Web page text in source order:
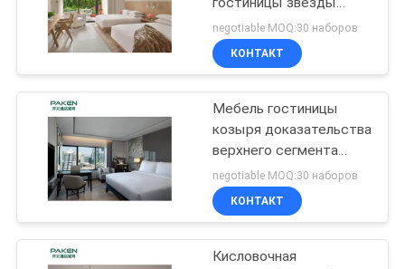
НАС
ПУТЕШЕСТВИЕ
ФАБРИКИ
ПРОВЕРКА
КАЧЕСТВА
общежития 5
доказательства
negotiable MOQ:30 наборов
КОНТАКТ
Мебель гостиницы
козыря доказательства
верхнего сегмента
кисловочная
низкопробная
negotiable MOQ:30 наборов
КОНТАКТ
Кисловочная